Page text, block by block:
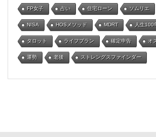
FP女子 占い 住宅ローン ソムリエ
NISA HOSメソッド MDRT 人生100
タロット ライフプラン 確定申告 オ
運勢 老後 ストレングスファインダー